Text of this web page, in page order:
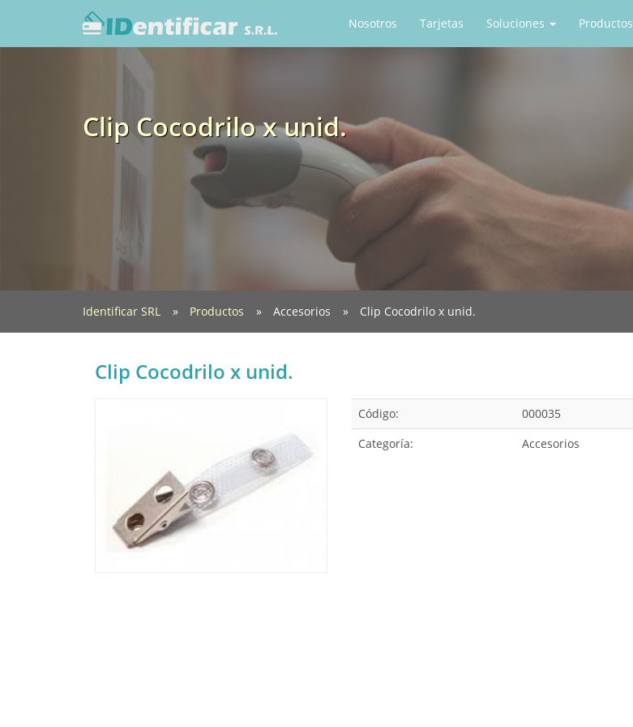
Nosotros Tarjetas Soluciones Productos
Clip Cocodrilo x unid.
Identificar SRL Productos Accesorios Clip Cocodrilo x unid.
Clip Cocodrilo x unid.
Código:
000035
Categoría:
Accesorios